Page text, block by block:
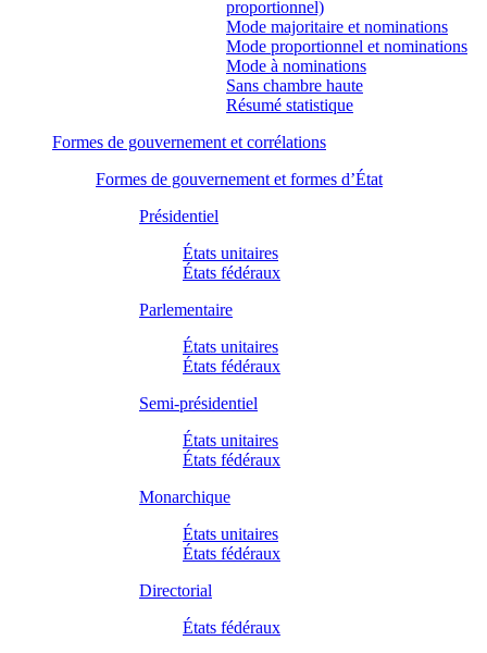
proportionnel)
Mode majoritaire et nominations
Mode proportionnel et nominations
Mode à nominations
Sans chambre haute
Résumé statistique
Formes de gouvernement et corrélations
Formes de gouvernement et formes d’État
Présidentiel
États unitaires
États fédéraux
Parlementaire
États unitaires
États fédéraux
Semi-présidentiel
États unitaires
États fédéraux
Monarchique
États unitaires
États fédéraux
Directorial
États fédéraux